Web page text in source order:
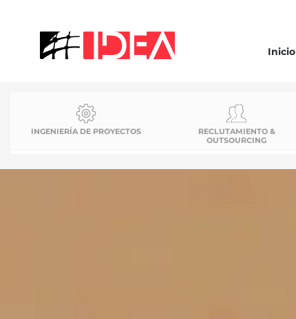
Inicio
INGENIERÍA DE PROYECTOS
RECLUTAMIENTO &
OUTSOURCING